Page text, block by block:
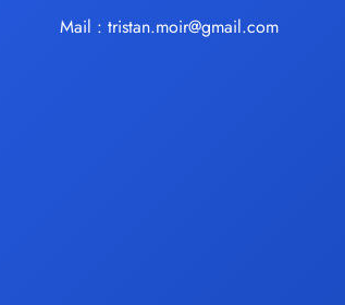
Mail :tristan.moir@gmail.com